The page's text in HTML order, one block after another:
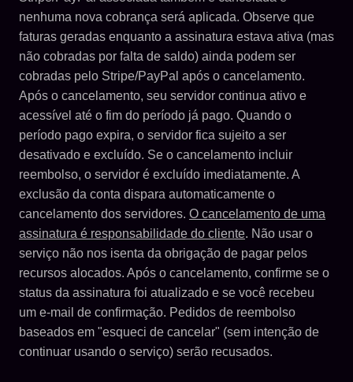
nenhuma nova cobrança será aplicada. Observe que
faturas geradas enquanto a assinatura estava ativa (mas
não cobradas por falta de saldo) ainda podem ser
cobradas pelo Stripe/PayPal após o cancelamento.
Após o cancelamento, seu servidor continua ativo e
acessível até o fim do período já pago. Quando o
período pago expira, o servidor fica sujeito a ser
desativado e excluído. Se o cancelamento incluir
reembolso, o servidor é excluído imediatamente. A
exclusão da conta dispara automaticamente o
cancelamento dos servidores. O cancelamento de uma
assinatura é responsabilidade do cliente. Não usar o
serviço não nos isenta da obrigação de pagar pelos
recursos alocados. Após o cancelamento, confirme se o
status da assinatura foi atualizado e se você recebeu
um e-mail de confirmação. Pedidos de reembolso
baseados em "esqueci de cancelar" (sem intenção de
continuar usando o serviço) serão recusados.